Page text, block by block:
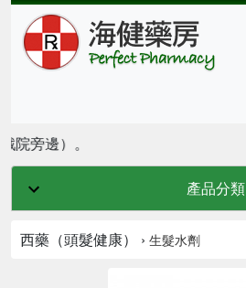
旁邊）。
產品分類
西藥（頭髮健康） › 生髮水劑